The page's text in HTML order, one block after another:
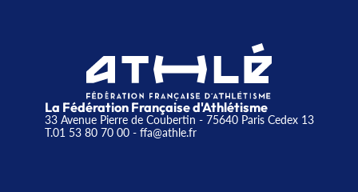
La Fédération Française d'Athlétisme
33 Avenue Pierre de Coubertin - 75640 Paris Cedex 13
T.01 53 80 70 00- ffa@athle.fr